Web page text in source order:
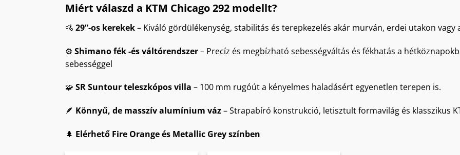
a
választhatók
Miért válaszd a KTM Chicago 292 modellt?
🚵 29”-os kerekek– Kiváló gördülékenység, stabilitás és terepkezelés akár murván, erdei utakon vagy
⚙️ Shimano fék -és váltórendszer– Precíz és megbízható sebességváltás és fékhatás a
sebességgel
🧩 SR Suntour teleszkópos villa – 100 mm rugóút a kényelmes haladásért egyenetlen terepen is.
🪶 Könnyű, de masszív alumínium váz– Strapabíró konstrukció, letisztult formavilág és klasszikus
🌲 Elérhető Fire Orange és Metallic Grey színben